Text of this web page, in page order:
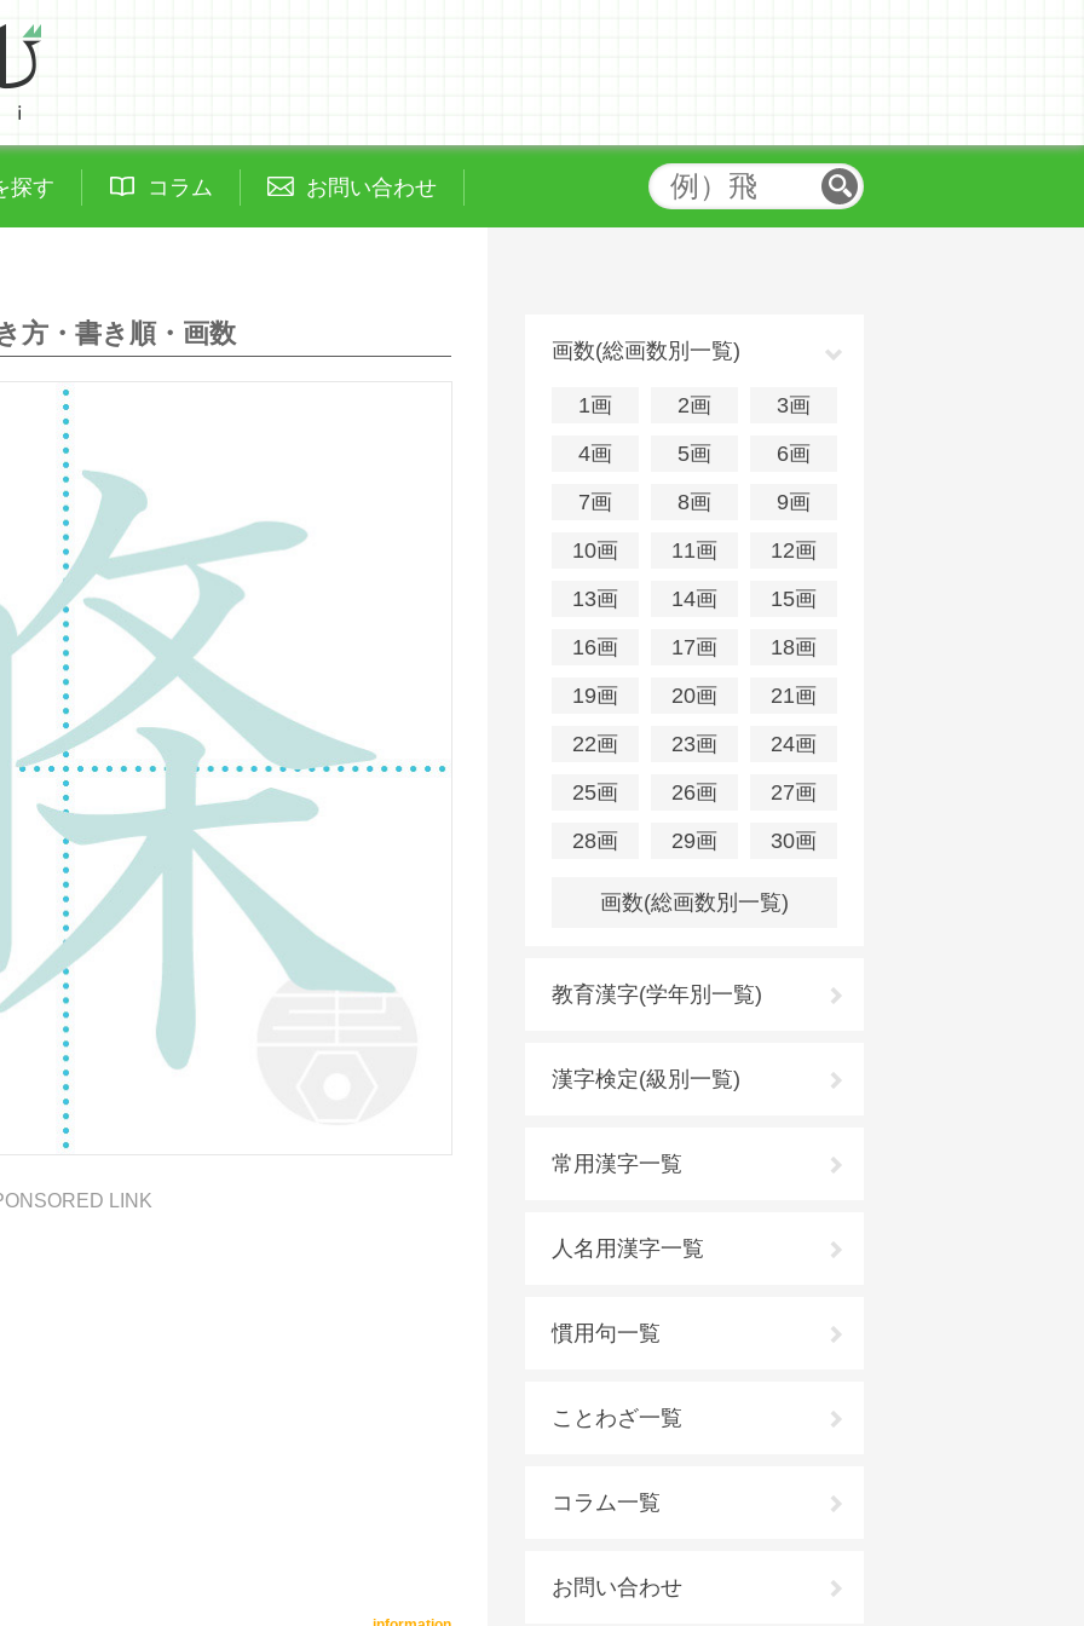
探す コラム お問い合わせ
方・書き順・画数
LINK
画数(総画数別一覧)
1画 2画
3画
4画
5画
6画
7画
8画
9画
10画
11画
12画
13画
14画
15画
16画
17画
18画
19画
20画
21画
22画
23画
24画
25画
26画
27画
28画
29画 30画
画数(総画数別一覧)
教育漢字(学年別一覧)
漢字検定(級別一覧)
常用漢字一覧
人名用漢字一覧
慣用句一覧
ことわざ一覧
コラム一覧
お問い合わせ